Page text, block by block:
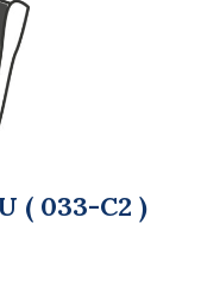
( 033-C2 )